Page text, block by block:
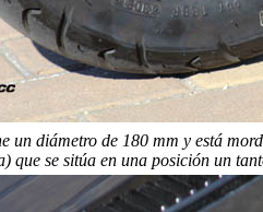
un diámetro de 180 mm y está
que se sitúa en una posición un